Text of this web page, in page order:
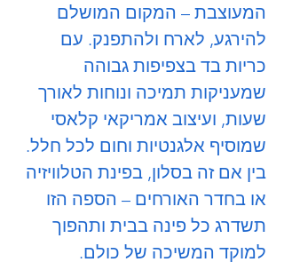
המעוצבת – המקום המושלם
להירגע, לארח ולהתפנק. עם
כריות בד בצפיפות גבוהה
שמעניקות תמיכה ונוחות לאורך
שעות, ועיצוב אמריקאי קלאסי
שמוסיף אלגנטיות וחום לכל חלל.
בין אם זה בסלון, בפינת הטלוויזיה
או בחדר האורחים – הספה הזו
תשדרג כל פינה בבית ותהפוך
למוקד המשיכה של כולם.